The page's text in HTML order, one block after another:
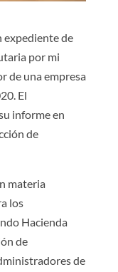
expediente de
por mi
de una empresa
El
informe en
de
materia
los
Hacienda
de
de